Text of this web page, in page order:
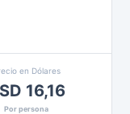
en Dólares
16,16
Por persona